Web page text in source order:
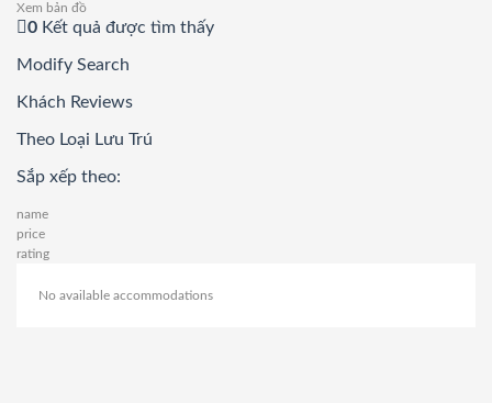
Xem bản đồ
0 Kết quả được tìm thấy
Modify Search
Khách Reviews
Theo Loại Lưu Trú
Sắp xếp theo:
name
price
rating
No available accommodations